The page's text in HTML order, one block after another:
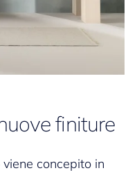
finiture
concepito in